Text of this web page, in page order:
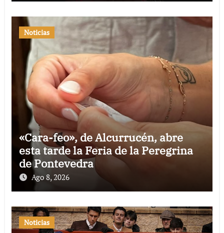
Noticias
«Cara-feo», de Alcurrucén, abre
esta tarde la Feria de la Peregrina
de Pontevedra
Ago 8, 2026
Noticias